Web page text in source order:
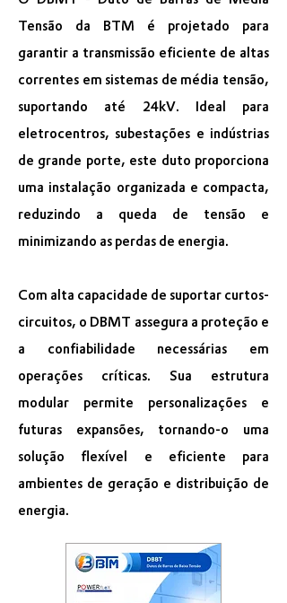
Tensão da BTM é projetado para
garantir a transmissão eficiente de altas
correntes em sistemas de média tensão,
suportando até 24kV. Ideal para
eletrocentros, subestações e indústrias
de grande porte, este duto proporciona
uma instalação organizada e compacta,
reduzindo a queda de tensão e
minimizando as perdas de energia.
Com alta capacidade de suportar curtos-
circuitos, o DBMT assegura a proteção e
a confiabilidade necessárias em
operações críticas. Sua estrutura
modular permite personalizações e
futuras expansões, tornando-o uma
solução flexível e eficiente para
ambientes de geração e distribuição de
energia.